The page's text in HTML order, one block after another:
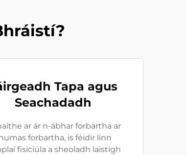
Tapa agus
Seachadadh
ar ár n-ábhar forbartha ar
forbartha, is féidir linn
fisiciúla a sheoladh laistigh